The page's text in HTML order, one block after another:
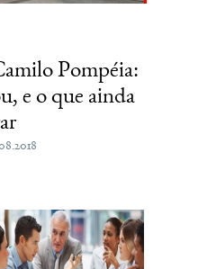
Pompéia:
e o que ainda